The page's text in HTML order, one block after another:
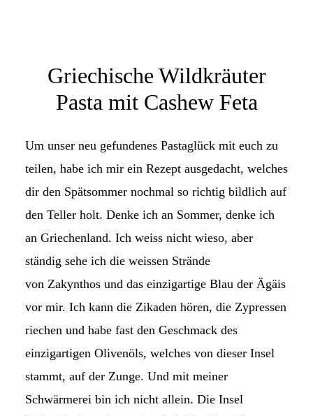
Griechische Wildkräuter
Pasta mit Cashew Feta
Um unser neu gefundenes Pastaglück mit euch zu
teilen, habe ich mir ein Rezept ausgedacht, welches
dir den Spätsommer nochmal so richtig bildlich auf
den Teller holt. Denke ich an Sommer, denke ich
an Griechenland. Ich weiss nicht wieso, aber
ständig sehe ich die weissen Strände
von Zakynthos und das einzigartige Blau der Ägäis
vor mir. Ich kann die Zikaden hören, die Zypressen
riechen und habe fast den Geschmack des
einzigartigen Olivenöls, welches von dieser Insel
stammt, auf der Zunge. Und mit meiner
Schwärmerei bin ich nicht allein. Die Insel